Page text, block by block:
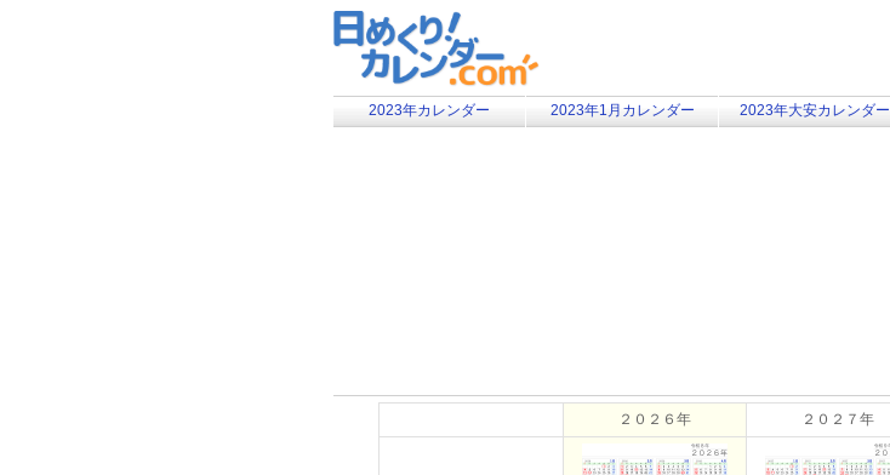
2023年カレンダー 2023年1月カレンダー 2023年大安カレンダー
２０２６年 ２０２７年